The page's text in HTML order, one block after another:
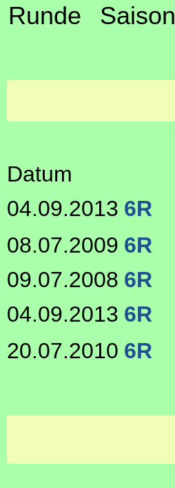
Runde Saison
Datum
04.09.2013 6R
08.07.2009 6R
09.07.2008 6R
04.09.2013 6R
20.07.2010 6R